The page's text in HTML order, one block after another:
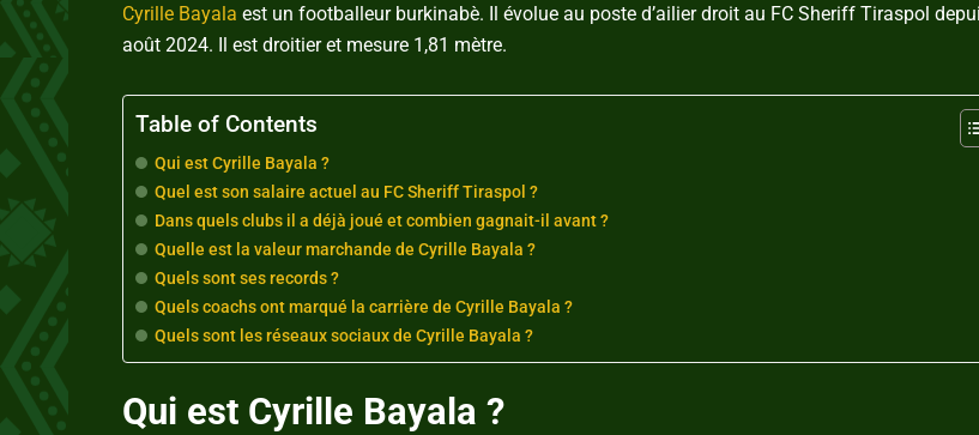
Cyrille Bayala est un footballeur burkinabè. Il évolue au poste d’ailier droit au FC Sheriff Tiraspol
août 2024. Il est droitier et mesure 1,81 mètre.
Table of Contents
Qui est Cyrille Bayala ?
Quel est son salaire actuel au FC Sheriff Tiraspol ?
Dans quels clubs il a déjà joué et combien gagnait-il avant ?
Quelle est la valeur marchande de Cyrille Bayala ?
Quels sont ses records ?
Quels coachs ont marqué la carrière de Cyrille Bayala ?
Quels sont les réseaux sociaux de Cyrille Bayala ?
Qui est Cyrille Bayala ?